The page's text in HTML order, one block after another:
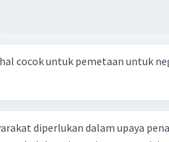
atau perubahan yang tidak
cocok untuk pemetaan untuk
diperlukan dalam upaya